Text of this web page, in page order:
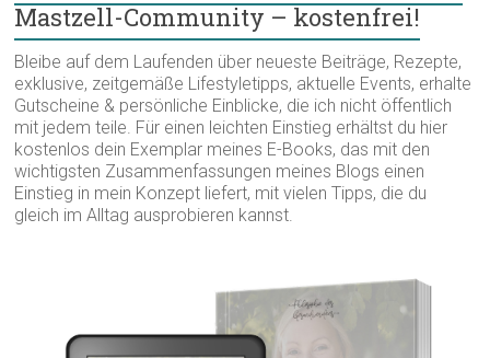
Mastzell-Community – kostenfrei!
Bleibe auf dem Laufenden über neueste Beiträge, Rezepte,
exklusive, zeitgemäße Lifestyletipps, aktuelle Events, erhalte
Gutscheine & persönliche Einblicke, die ich nicht öffentlich
mit jedem teile. Für einen leichten Einstieg erhältst du hier
kostenlos dein Exemplar meines E-Books, das mit den
wichtigsten Zusammenfassungen meines Blogs einen
Einstieg in mein Konzept liefert, mit vielen Tipps, die du
gleich im Alltag ausprobieren kannst.